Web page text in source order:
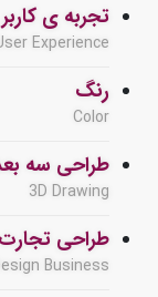
تجربه ی کاربر
User Experience
رنگ
Color
طراحی سه
3D Drawing
طراحی تجارت
Design Business